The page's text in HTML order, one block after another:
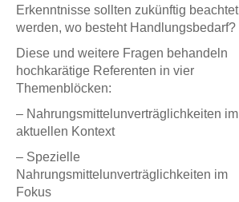
Erkenntnisse sollten zukünftig beachtet
werden, wo besteht Handlungsbedarf?
Diese und weitere Fragen behandeln
hochkarätige Referenten in vier
Themenblöcken:
– Nahrungsmittelunverträglichkeiten im
aktuellen Kontext
– Spezielle
Nahrungsmittelunverträglichkeiten im
Fokus